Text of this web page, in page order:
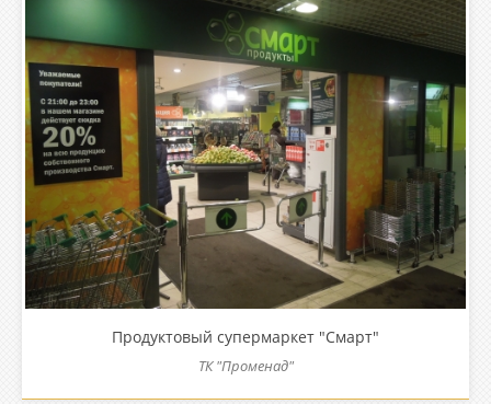
Продуктовый супермаркет "Смарт"
ТК "Променад"